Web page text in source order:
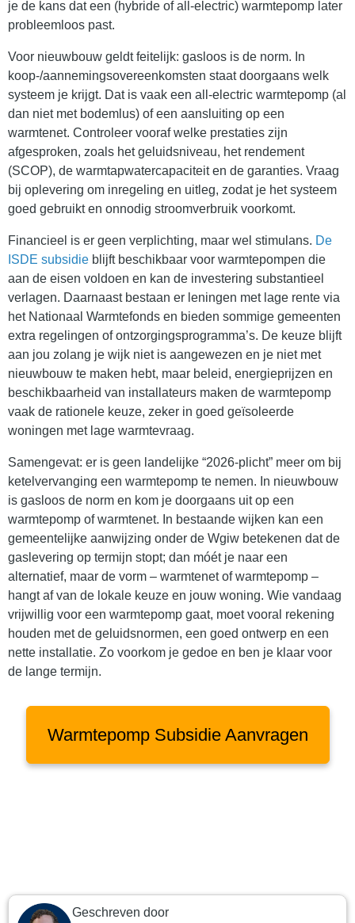
je de kans dat een (hybride of all-electric) warmtepomp later
probleemloos past.
Voor nieuwbouw geldt feitelijk: gasloos is de norm. In
koop-/aannemingsovereenkomsten staat doorgaans welk
systeem je krijgt. Dat is vaak een all-electric warmtepomp (al
dan niet met bodemlus) of een aansluiting op een
warmtenet. Controleer vooraf welke prestaties zijn
afgesproken, zoals het geluidsniveau, het rendement
(SCOP), de warmtapwatercapaciteit en de garanties. Vraag
bij oplevering om inregeling en uitleg, zodat je het systeem
goed gebruikt en onnodig stroomverbruik voorkomt.
Financieel is er geen verplichting, maar wel stimulans. De
ISDE subsidie blijft beschikbaar voor warmtepompen die
aan de eisen voldoen en kan de investering substantieel
verlagen. Daarnaast bestaan er leningen met lage rente via
het Nationaal Warmtefonds en bieden sommige gemeenten
extra regelingen of ontzorgingsprogramma’s. De keuze blijft
aan jou zolang je wijk niet is aangewezen en je niet met
nieuwbouw te maken hebt, maar beleid, energieprijzen en
beschikbaarheid van installateurs maken de warmtepomp
vaak de rationele keuze, zeker in goed geïsoleerde
woningen met lage warmtevraag.
Samengevat: er is geen landelijke “2026-plicht” meer om bij
ketelvervanging een warmtepomp te nemen. In nieuwbouw
is gasloos de norm en kom je doorgaans uit op een
warmtepomp of warmtenet. In bestaande wijken kan een
gemeentelijke aanwijzing onder de Wgiw betekenen dat de
gaslevering op termijn stopt; dan móét je naar een
alternatief, maar de vorm – warmtenet of warmtepomp –
hangt af van de lokale keuze en jouw woning. Wie vandaag
vrijwillig voor een warmtepomp gaat, moet vooral rekening
houden met de geluidsnormen, een goed ontwerp en een
nette installatie. Zo voorkom je gedoe en ben je klaar voor
de lange termijn.
Warmtepomp Subsidie Aanvragen
Geschreven door